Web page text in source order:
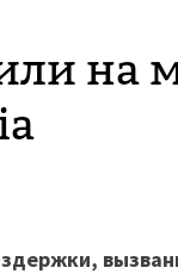
на